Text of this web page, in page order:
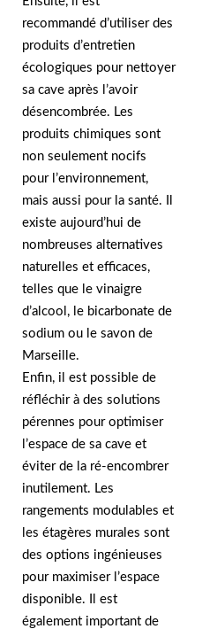
recommandé d’utiliser des
produits d’entretien
écologiques pour nettoyer
sa cave après l’avoir
désencombrée. Les
produits chimiques sont
non seulement nocifs
pour l’environnement,
mais aussi pour la santé. Il
existe aujourd’hui de
nombreuses alternatives
naturelles et efficaces,
telles que le vinaigre
d’alcool, le bicarbonate de
sodium ou le savon de
Marseille.
Enfin, il est possible de
réfléchir à des solutions
pérennes pour optimiser
l’espace de sa cave et
éviter de la ré-encombrer
inutilement. Les
rangements modulables et
les étagères murales sont
des options ingénieuses
pour maximiser l’espace
disponible. Il est
également important de